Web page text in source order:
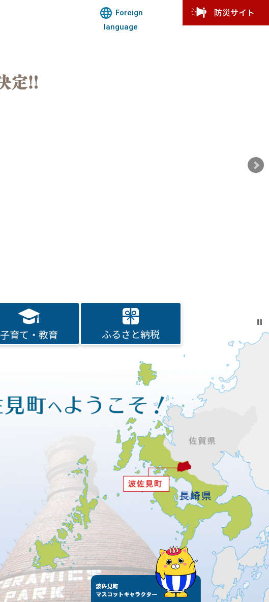
Foreign
language
防災サイト
子育て・教育 ふるさと納税